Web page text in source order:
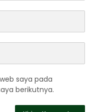
saya pada
berikutnya.